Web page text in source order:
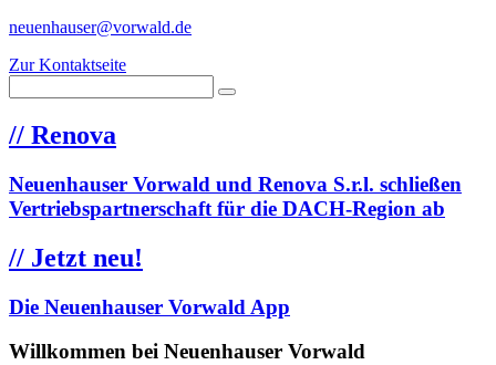
neuenhauser@vorwald.de
Zur Kontaktseite
// Renova
Neuenhauser Vorwald und Renova S.r.l. schließen
Vertriebspartnerschaft für die DACH-Region ab
// Jetzt neu!
Die Neuenhauser Vorwald App
Willkommen bei Neuenhauser Vorwald